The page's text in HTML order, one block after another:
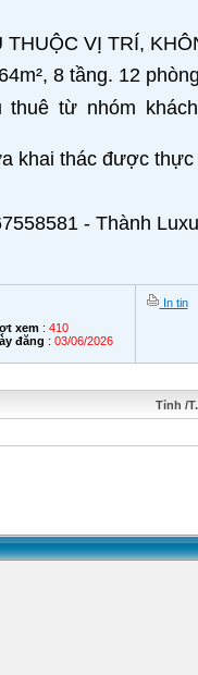
VỊ TRÍ,
8 tầng. 12
từ nhóm
khai thác được thực
- Thành
xem: 410
đăng : 03/06/2026
In tin
Tỉnh /